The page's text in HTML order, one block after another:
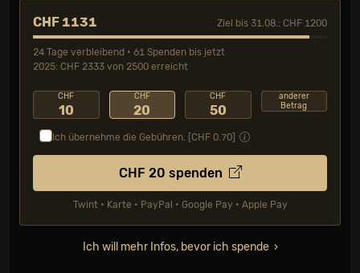
CHF 1131 Ziel bis 31.08.: CHF 1200
24 Tage verbleibend • 61 Spenden bis jetzt
2025: CHF 2333 von 2500 erreicht
CHF
10
CHF
20
CHF
50
anderer
Betrag
Ich übernehme die Gebühren. [CHF 0.70]
CHF 20 spenden
Twint • Karte • PayPal • Google Pay • Apple Pay
Ich will mehr Infos, bevor ich spende